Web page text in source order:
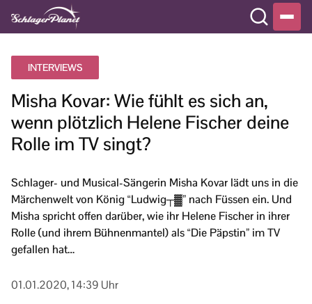
INTERVIEWS
Misha Kovar: Wie fühlt es sich an,
wenn plötzlich Helene Fischer deine
Rolle im TV singt?
Schlager- und Musical-Sängerin Misha Kovar lädt uns in die
Märchenwelt von König “Ludwig┬▓” nach Füssen ein. Und
Misha spricht offen darüber, wie ihr Helene Fischer in ihrer
Rolle (und ihrem Bühnenmantel) als “Die Päpstin” im TV
gefallen hat…
01.01.2020, 14:39 Uhr